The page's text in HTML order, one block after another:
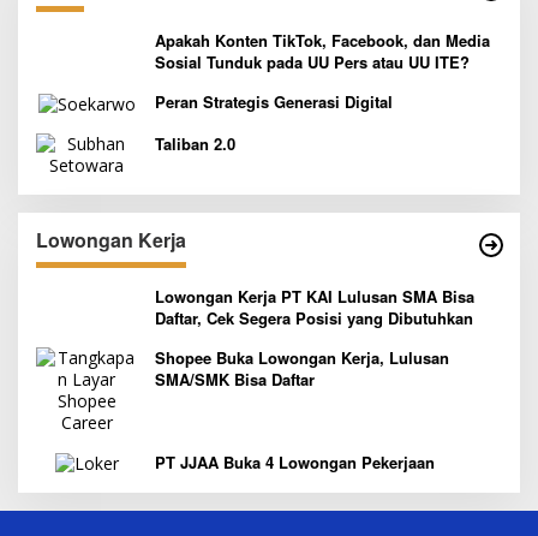
Apakah Konten TikTok, Facebook, dan Media
Sosial Tunduk pada UU Pers atau UU ITE?
Peran Strategis Generasi Digital
Taliban 2.0
Lowongan Kerja
Lowongan Kerja PT KAI Lulusan SMA Bisa
Daftar, Cek Segera Posisi yang Dibutuhkan
Shopee Buka Lowongan Kerja, Lulusan
SMA/SMK Bisa Daftar
PT JJAA Buka 4 Lowongan Pekerjaan